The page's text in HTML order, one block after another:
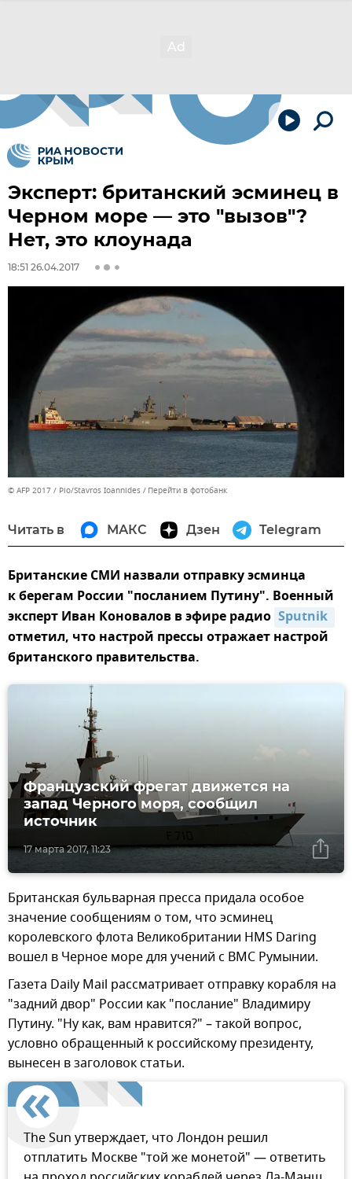
Эксперт: британский эсминец в
Черном море — это "вызов"?
Нет, это клоунада
18:51 26.04.2017
© AFP 2017 / Pio/Stavros Ioannides Перейти в фотобанк
Читать в МАКС Дзен Telegram
Британские СМИ назвали отправку эсминца
к берегам России "посланием Путину". Военный
эксперт Иван Коновалов в эфире радио
отметил, что настрой прессы отражает настрой
британского правительства.
17 марта 2017, 11:23
Французский фрегат движется на
запад Черного моря, сообщил
источник
Британская бульварная пресса придала особое
значение сообщениям о том, что эсминец
королевского флота Великобритании HMS Daring
вошел в Черное море для учений с ВМС Румынии.
Газета Daily Mail рассматривает отправку корабля на
"задний двор" России как "послание" Владимиру
Путину. "Ну как, вам нравится?" – такой вопрос,
условно обращенный к российскому президенту,
вынесен в заголовок статьи.
The Sun утверждает, что Лондон решил
отплатить Москве "той же монетой" — ответить